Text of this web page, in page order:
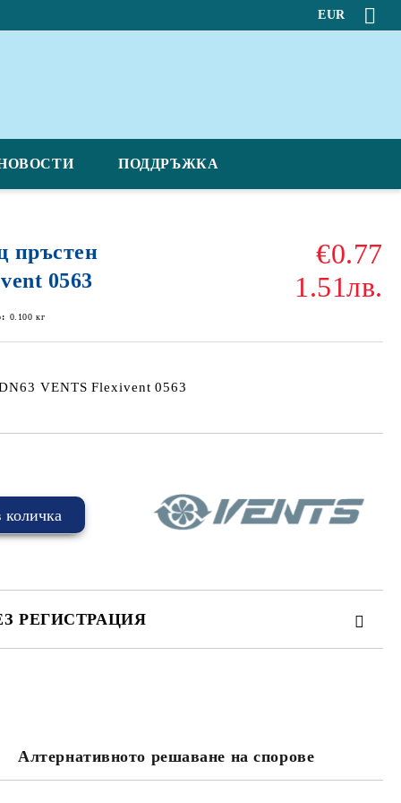
EUR
ПОДДРЪЖКА
пръстен
0563
€0.77
1.51лв.
0.100 кг
VENTS Flexivent 0563
РЕГИСТРАЦИЯ
за лични данни
Алтернативното решаване на спорове